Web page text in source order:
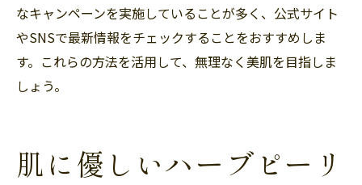
なキャンペーンを実施していることが多く、公式サイト
やSNSで最新情報をチェックすることをおすすめしま
す。これらの方法を活用して、無理なく美肌を目指しま
しょう。
肌に優しいハーブピーリ